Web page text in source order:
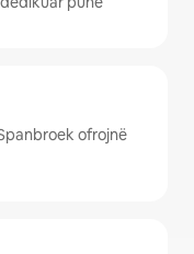
ofrojnë